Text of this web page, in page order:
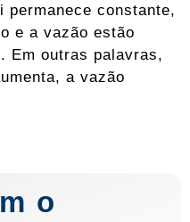
constante,
e a vazão estão
Em outras palavras,
a vazão
o